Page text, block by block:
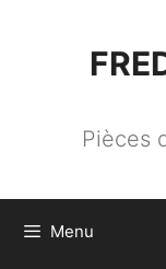
Pièces
Menu